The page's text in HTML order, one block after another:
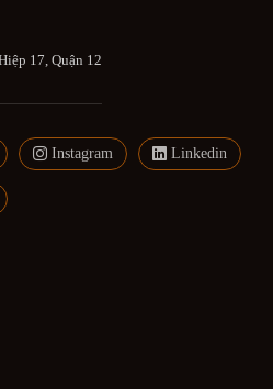
17, Quận 12
Instagram Linkedin